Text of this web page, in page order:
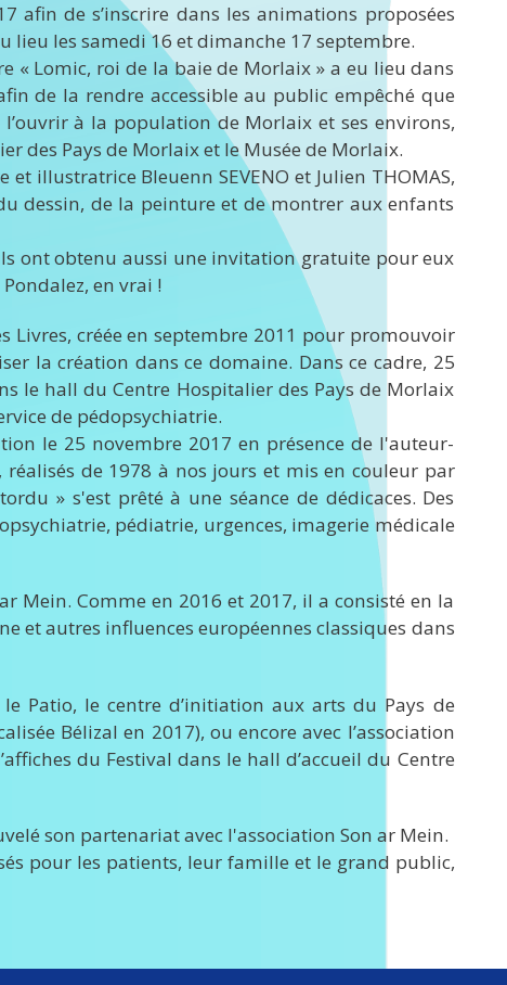
afin de s’inscrire dans les animations proposées
lieu les samedi 16 et dimanche 17 septembre.
« Lomic, roi de la baie de Morlaix » a eu lieu dans
de la rendre accessible au public empêché que
à la population de Morlaix et ses environs,
des Pays de Morlaix et le Musée de Morlaix.
illustratrice Bleuenn SEVENO et Julien THOMAS,
dessin, de la peinture et de montrer aux enfants
ont obtenu aussi une invitation gratuite pour eux
en vrai !
Livres, créée en septembre 2011 pour promouvoir
la création dans ce domaine. Dans ce cadre, 25
le hall du Centre Hospitalier des Pays de Morlaix
de pédopsychiatrie.
le 25 novembre 2017 en présence de l'auteur-
réalisés de 1978 à nos jours et mis en couleur par
» s'est prêté à une séance de dédicaces. Des
pédiatrie, urgences, imagerie médicale
Mein. Comme en 2016 et 2017, il a consisté en la
et autres influences européennes classiques dans
Patio, le centre d’initiation aux arts du Pays de
Bélizal en 2017), ou encore avec l’association
du Festival dans le hall d’accueil du Centre
son partenariat avec l'association Son ar Mein.
pour les patients, leur famille et le grand public,